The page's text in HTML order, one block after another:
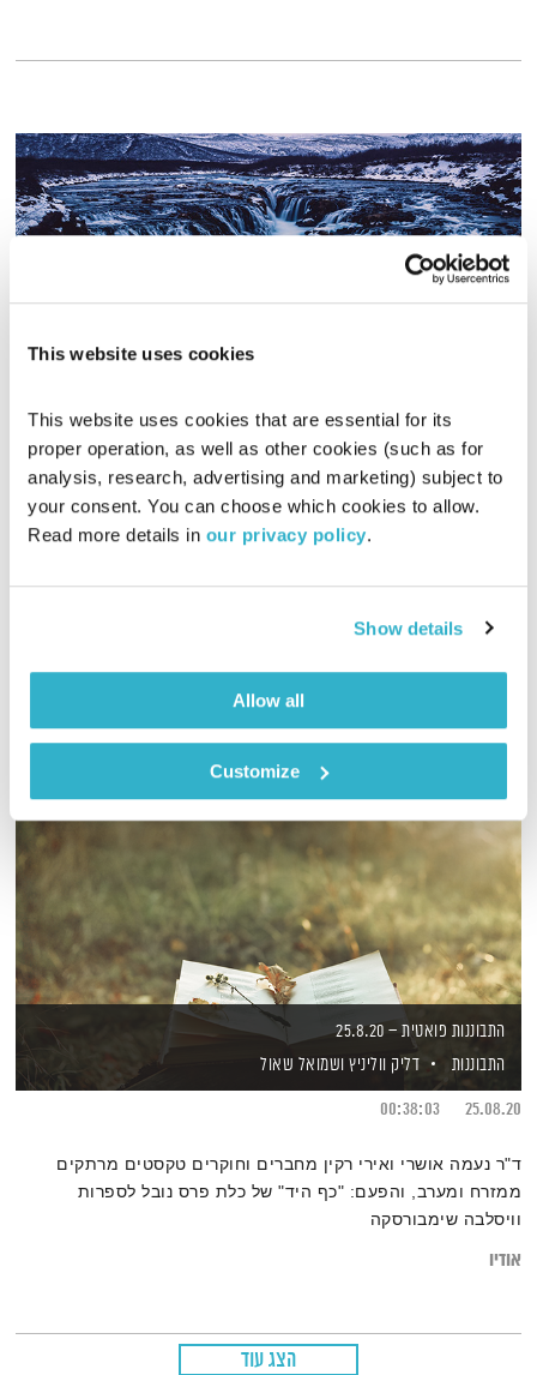
This website uses cookies
This website uses cookies that are essential for its
proper operation, as well as other cookies (such as for
analysis, research, advertising and marketing) subject to
your consent. You can choose which cookies to allow.
Read more details in our privacy policy.
Show details
Allow all
Customize
פרשת "לך לך"
לשם שינוי
אירי ריקיןושמואל וילוז'ני
07.02.18
00:58:55
מה בין פרשת השבוע, "לך לך", ליום השואה הבינ"ל, לירח ובכלל,
התבוננות פואטית – 25.8.20
התבוננות
דליק ווליניץ ושמואל שאול
25.08.20
00:38:03
ד"ר נעמה אושרי ואירי רקין מחברים וחוקרים טקסטים מרתקים
ממזרח ומערב, והפעם: "כף היד" של כלת פרס נובל לספרות
וויסלבה שימבורסקה
אודיו
הצג עוד